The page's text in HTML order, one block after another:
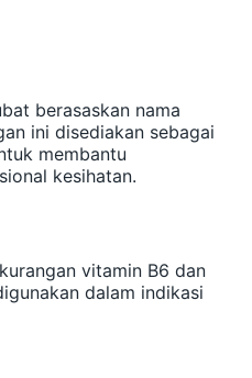
berasaskan nama
ini disediakan sebagai
membantu
kesihatan.
vitamin B6 dan
dalam indikasi